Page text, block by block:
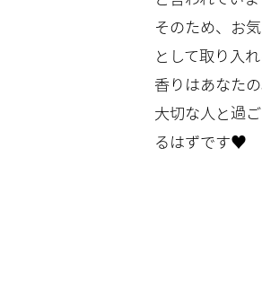
そのため、お
として取り入
香りはあなた
大切な人と過
るはずです♥